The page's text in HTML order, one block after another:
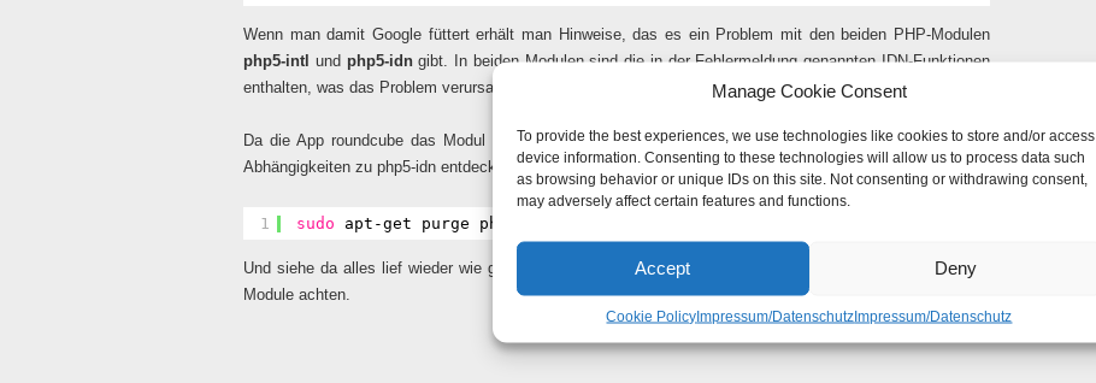
Manage Cookie Consent
To provide the best experiences, we use technologies like cookies to store and/or access
device information. Consenting to these technologies will allow us to process data such
as browsing behavior or unique IDs on this site. Not consenting or withdrawing consent,
may adversely affect certain features and functions.
Accept Deny
Cookie PolicyImpressum/DatenschutzImpressum/Datenschutz
Wenn man damit Google füttert erhält man Hinweise, das es ein Problem mit den beiden PHP-Modulen
php5-intl und php5-idngibt. In beiden Modulen sind die in der Fehlermeldung genannten IDN-Funktionen
enthalten, was das Problem verursacht.
Da die App roundcube das Modul php5-intl als neue Abhängigkeit eingeführt hat und ich keine anderen
Abhängigkeiten zu php5-idn entdecken konnte, lag es nahe php5-idn zu deinstallieren.
1 sudo apt-get purge php5-idn
Und siehe da alles lief wieder wie gewohnt, da sollte ein Maintainer unbedingt auf die Abhängigkeiten der
Module achten.